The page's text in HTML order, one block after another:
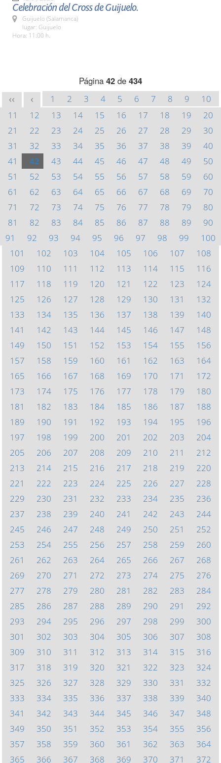
Celebración del Cross de Guijuelo.
Guijuelo (Salamanca)
lugar: Guijuelo
Hora: 11:00 h.
Página 42 de 434
<< < 1 2 3 4 5 6 7 8 9
10
11
12 13 14 15 16 17 18 19
20
21
22 23 24 25 26 27 28 29
30
31
32 33 34 35 36 37 38 39
40
41
42 43 44 45 46 47 48 49
50
51
52 53 54 55 56 57 58 59
60
61
62 63 64 65 66 67 68 69
70
71
72 73 74 75 76 77 78 79
80
81
82 83 84 85 86 87 88 89
90
91
92 93 94 95 96 97 98 99
100
101
102 103 104 105 106 107
108
109
110 111 112 113 114 115
116
117
118 119 120 121 122 123
124
125
126 127 128 129 130 131
132
133
134 135 136 137 138 139
140
141
142 143 144 145 146 147
148
149
150 151 152 153 154 155
156
157
158 159 160 161 162 163
164
165
166 167 168 169 170 171
172
173
174 175 176 177 178 179
180
181
182 183 184 185 186 187
188
189
190 191 192 193 194 195
196
197
198 199 200 201 202 203
204
205
206 207 208 209 210 211
212
213
214 215 216 217 218 219
220
221
222 223 224 225 226 227
228
229
230 231 232 233 234 235
236
237
238 239 240 241 242 243
244
245
246 247 248 249 250 251
252
253
254 255 256 257 258 259
260
261
262 263 264 265 266 267
268
269
270 271 272 273 274 275
276
277
278 279 280 281 282 283
284
285
286 287 288 289 290 291
292
293
294 295 296 297 298 299
300
301
302 303 304 305 306 307
308
309
310 311 312 313 314 315
316
317
318 319 320 321 322 323
324
325
326 327 328 329 330 331
332
333
334 335 336 337 338 339
340
341
342 343 344 345 346 347
348
349
350 351 352 353 354 355
356
357
358 359 360 361 362 363
364
365
366 367 368 369 370 371 372